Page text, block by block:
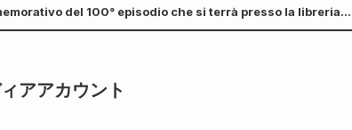
giornalieri"!
del 100° episodio che si terrà presso la libreria
アアカウント